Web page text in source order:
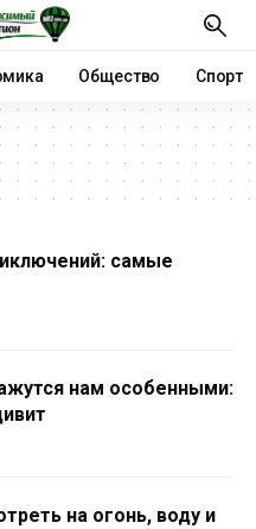
Общество Спорт
самые
нам особенными:
на огонь, воду и